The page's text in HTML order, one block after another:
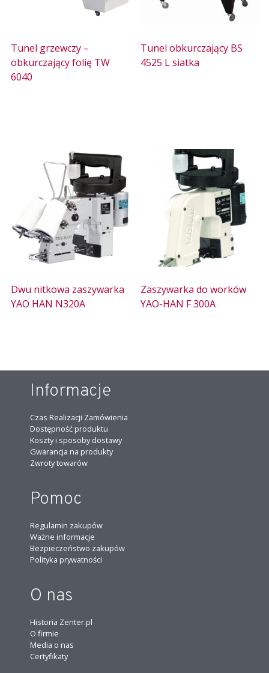
Tunel grzewczy –
obkurczający folię TW
6040
Tunel obkurczający BS
4525 L siatka
Dwu nitkowa zaszywarka
YAO HAN N320A
Zaszywarka do worków
YAO-HAN F 300A
Informacje
Czas Realizacji Zamówienia
Dostępność produktu
Koszty i sposoby dostawy
Gwarancja na produkty
Zwroty towarów
Pomoc
Regulamin zakupów
Ważne informacje
Bezpieczeństwo zakupów
Polityka prywatności
O nas
Historia Zenter.pl
O firmie
Media o nas
Certyfikaty